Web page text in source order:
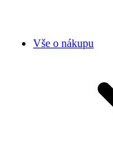
Vše o nákupu